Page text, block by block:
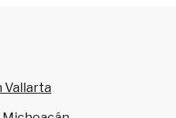
Vallarta